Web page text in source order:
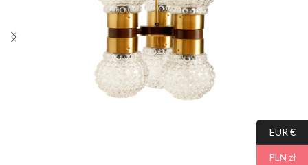
EUR €
PLN zł